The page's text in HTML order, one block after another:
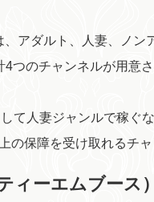
アダルト、人妻、ノ
つのチャンネルが用意さ
て人妻ジャンルで稼ぐ
の保障を受け取れるチャ
ィーエムブース）